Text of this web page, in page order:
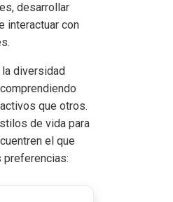
desarrollar
interactuar con
diversidad
que otros.
de vida para
el que
preferencias: